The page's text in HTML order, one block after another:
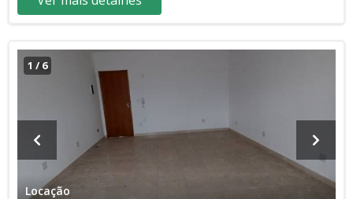
meses de depósito • Consulta SPC e Serasa Localização
Entre em contato e agende sua visita: (13) 98818-0025 | ☎️
(13) 3472-7844 Av. Presidente Kennedy, 10.073 – Maracanã –
Praia Grande/SP JADS SANTANA – CRECI 75.645
1 /6
Locação